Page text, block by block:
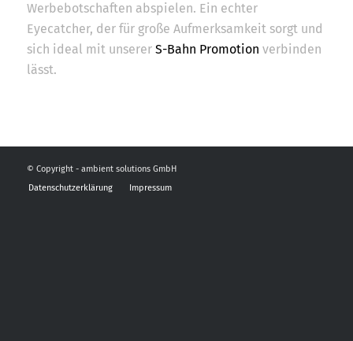
Werbebotschaften abspielen. Ein echter
Eyecatcher, der für große Aufmerksamkeit sorgt und
sich ideal mit unserer S-Bahn Promotion verbinden
lässt.
© Copyright - ambient solutions GmbH
Datenschutzerklärung
Impressum